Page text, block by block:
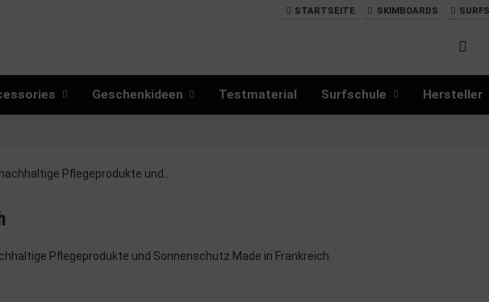
STARTSEITE SKIMBOARDS
Geschenkideen Testmaterial Surfschule Hersteller
Pflegeprodukte und Sonnenschutz Made in Frankreich.